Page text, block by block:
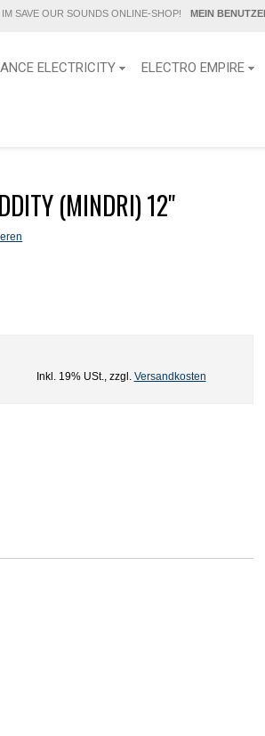
SAVE OUR SOUNDS ONLINE-SHOP! MEIN
ELECTRICITY ELECTRO EMPIRE
(MINDRI) 12''
Inkl. 19% USt. zzgl. Versandkosten